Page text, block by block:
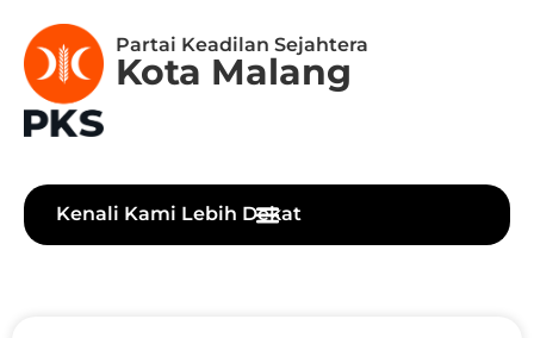
Partai Keadilan Sejahtera
Kota Malang
Kenali Kami Lebih Dekat